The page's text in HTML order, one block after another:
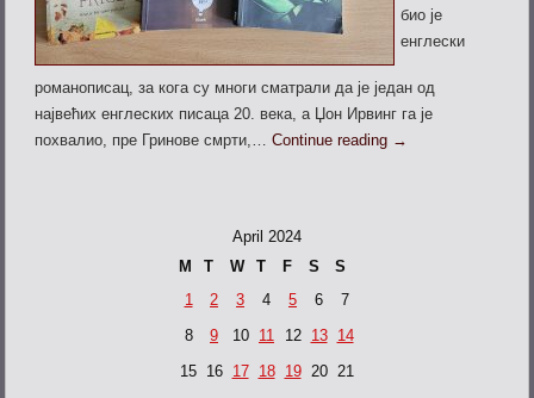
био је
енглески
романописац, за кога су многи сматрали да је један од
највећих енглеских писаца 20. века, а Џон Ирвинг га је
похвалио, пре Гринове смрти,…Continue reading →
April 2024
M
T W T F S
S
1
2 3 4 5 6
7
8
9 10 11 12 13
14
15 16 17 18 19 20 21